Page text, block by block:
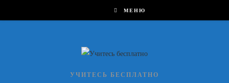
к
МЕНЮ
УЧИТЕСЬ БЕСПЛАТНО